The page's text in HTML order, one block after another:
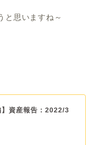
と思いますね～
】資産報告：2022/3